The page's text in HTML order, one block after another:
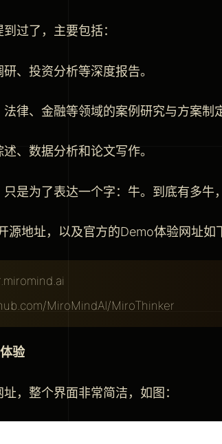
过了，主要包括：
、投资分析等深度报告。
律、金融等领域的案例研究与方案制
、数据分析和论文写作。
只是为了表达一个字：牛。到底有多牛
源地址，以及官方的Demo体验网址如
MiroMindAI/MiroThinker
验
，整个界面非常简洁，如图：